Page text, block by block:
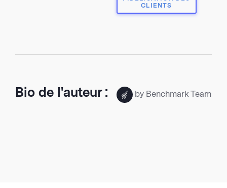
CLIENTS
Bio de l'auteur : by Benchmark Team